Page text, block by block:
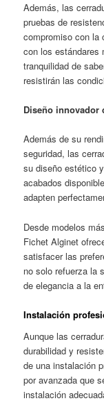
Además, las
pruebas de
compromiso con la
con los estándares
tranquilidad de
resistirán las
Diseño innovador
Además de su
seguridad, las
su diseño estético
acabados
adapten
Desde modelos
Fichet Alginet
satisfacer las
no solo refuerza la
de elegancia a la
Instalación
Aunque las
durabilidad y
de una instalación
por avanzada que
instalación